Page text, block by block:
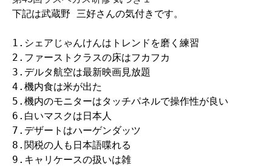
下記は武蔵野 三好さんの気付きです。
1.シェアじゃんけんはトレンドを磨く練習
2.ファーストクラスの床はフカフカ
3.デルタ航空は最新映画見放題
4.機内食は米が出た
5.機内のモニターはタッチパネルで操作性が良い
6.白いマスクは日本人
7.デザートはハーゲンダッツ
8.関税の人も日本語喋れる
9.キャリケースの扱いは雑